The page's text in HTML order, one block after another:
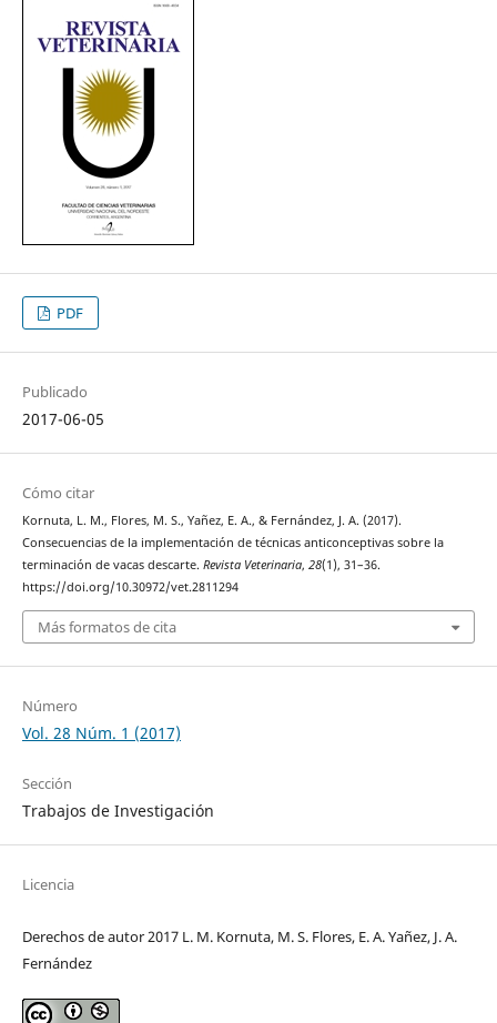
PDF
Publicado
2017-06-05
Cómo citar
Kornuta, L. M., Flores, M. S., Yañez, E. A., & Fernández, J. A. (2017).
Consecuencias de la implementación de técnicas anticonceptivas sobre la
terminación de vacas descarte. Revista Veterinaria, 28(1), 31–36.
https://doi.org/10.30972/vet.2811294
Más formatos de cita
Número
Vol. 28 Núm. 1 (2017)
Sección
Trabajos de Investigación
Licencia
Derechos de autor 2017 L. M. Kornuta, M. S. Flores, E. A. Yañez, J. A.
Fernández